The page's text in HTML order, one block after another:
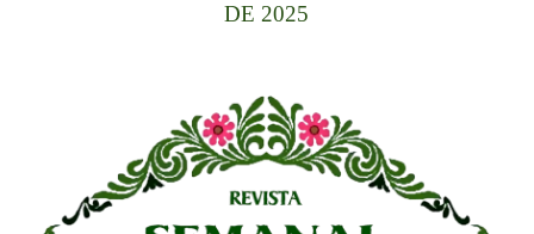
DE 2025